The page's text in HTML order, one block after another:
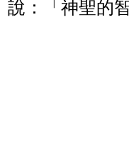
說：「神聖的